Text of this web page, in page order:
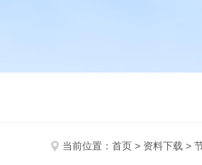
当前位置： 首页 > 资料下载 >